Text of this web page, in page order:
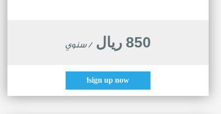
850 ريال / سنوي
sign up now!